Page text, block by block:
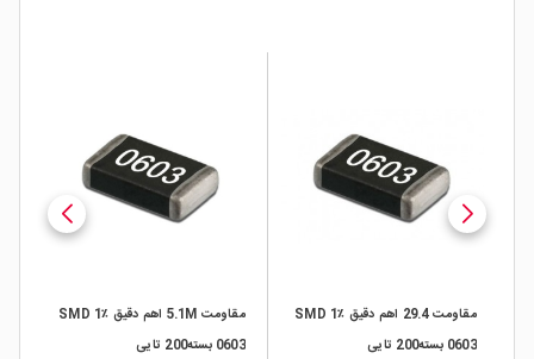
مقاومت 29.4 اهم دقیق ٪1 SMD
0603 بسته200 تایی
مقاومت 5.1M اهم دقیق ٪1 SMD
0603 بسته200 تایی